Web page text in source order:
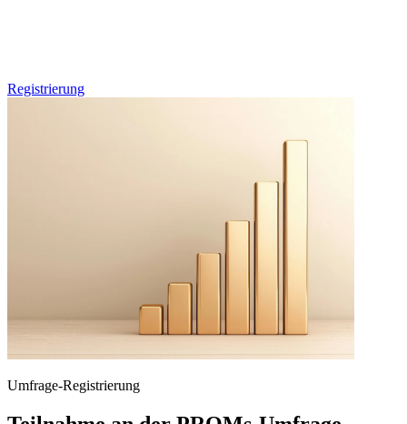
Registrierung
Umfrage-Registrierung